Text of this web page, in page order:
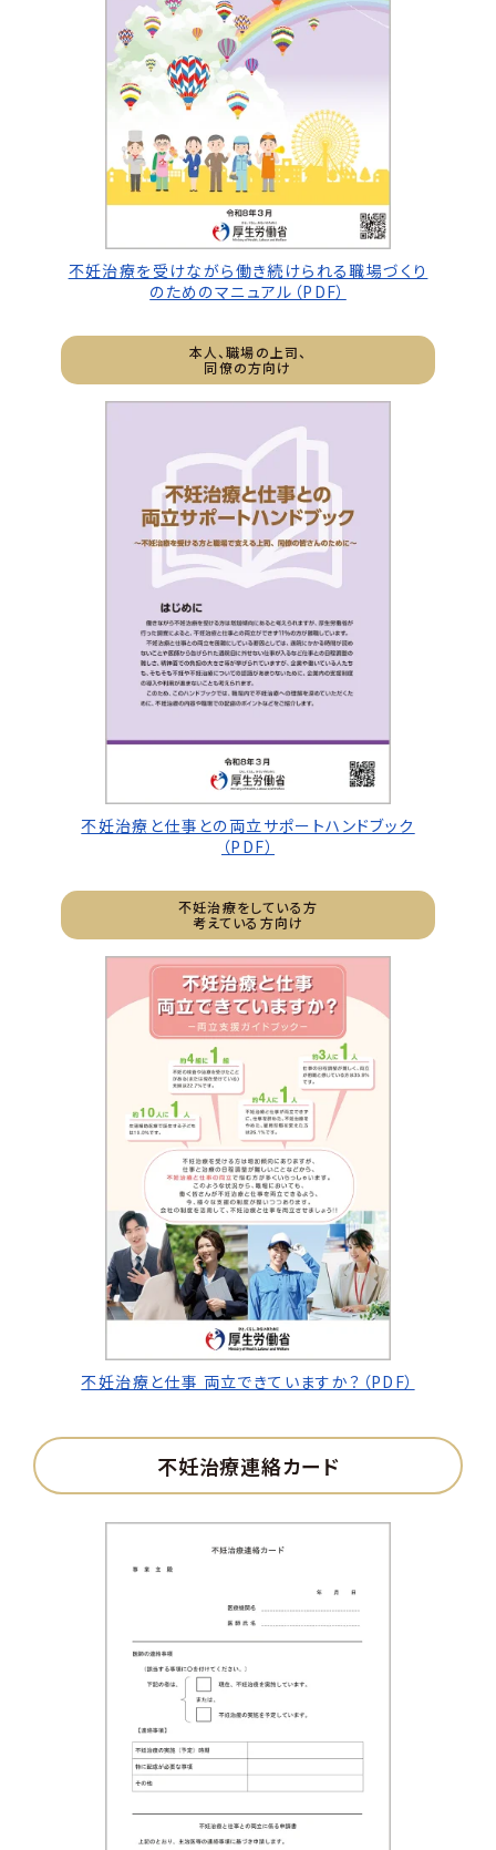
不妊治療を受けながら働き続けられる職場づくり
のためのマニュアル（PDF）
本人、職場の上司、
同僚の方向け
不妊治療と仕事との両立サポートハンドブック
（PDF）
不妊治療をしている方
考えている方向け
不妊治療と仕事 両立できていますか？（PDF）
不妊治療連絡カード